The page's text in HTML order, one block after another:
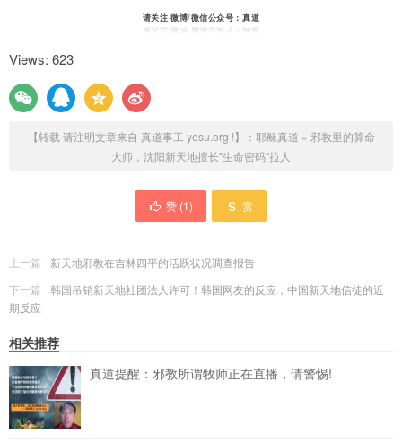
请关注 微博/微信公众号：真道
Views: 623
【转载 请注明文章来自 真道事工 yesu.org !】： 耶稣真道 » 邪教里的算命
大师，沈阳新天地擅长"生命密码"拉人
赞 (1) 赏
上一篇
新天地邪教在吉林四平的活跃状况调查报告
下一篇
韩国吊销新天地社团法人许可！韩国网友的反应，中国新天地信徒的近
期反应
相关推荐
真道提醒：邪教所谓牧师正在直播，请警惕!